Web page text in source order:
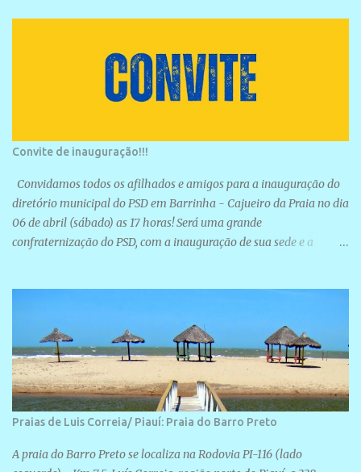
Convite de inauguração!!!
Convidamos todos os afilhados e amigos para a inauguração do
diretório municipal do PSD em Barrinha - Cajueiro da Praia no dia
06 de abril (sábado) as 17 horas! Será uma grande
confraternização do PSD, com a inauguração de sua sede e a
Praias de Luis Correia/ Piauí: Praia do Barro Preto
A praia do Barro Preto se localiza na Rodovia PI-116 (lado